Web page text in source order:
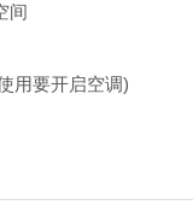
间
用要开启空调)